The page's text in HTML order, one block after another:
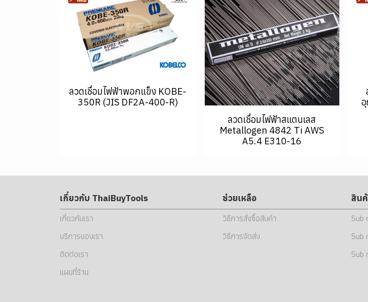
ลวดเชื่อมไฟฟ้าพอกแข็ง KOBE-
350R (JIS DF2A-400-R)
ลวดเชื่อมไฟฟ้าสแตนเลส
Metallogen 4842 Ti AWS
A5.4 E310-16
เกี่ยวกับ ThaiBuyTools
เกี่ยวกับเรา
บริการของเรา
ติดต่อเรา
แผนที่ร้าน
ช่วยเหลือ
วิธีการสั่งซื้อสินค้า
วิธีการจัดส่ง
สิน
Sub
Sub
Sub